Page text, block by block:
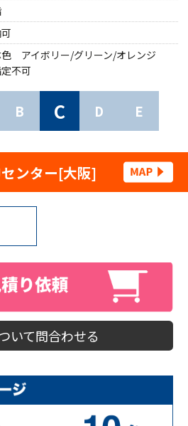
アイボリー/グリーン/オレンジ
不可
B C D E
ンター[大阪]
いて問合わせる